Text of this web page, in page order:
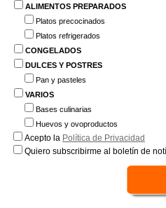
ALIMENTOS PREPARADOS
Platos precocinados
Platos refrigerados
CONGELADOS
DULCES Y POSTRES
Pan y pasteles
VARIOS
Bases culinarias
Huevos y ovoproductos
Acepto la Política de Privacidad
Quiero subscribirme al boletín de